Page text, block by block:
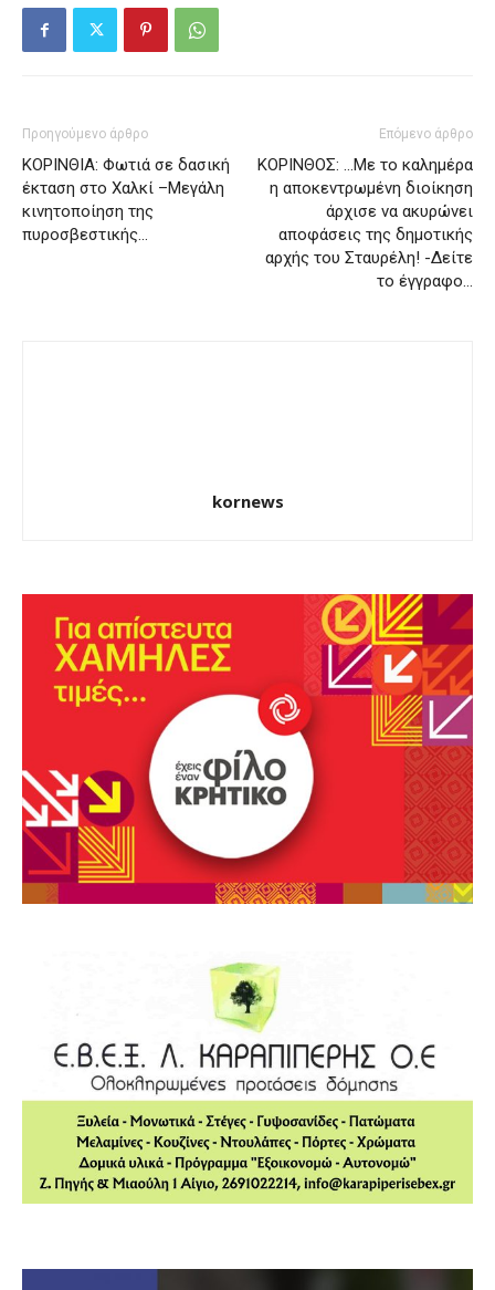
Προηγούμενο άρθρο
ΚΟΡΙΝΘΙΑ: Φωτιά σε δασική
έκταση στο Χαλκί –Μεγάλη
κινητοποίηση της
πυροσβεστικής…
Επόμενο άρθρο
ΚΟΡΙΝΘΟΣ: …Με το καλημέρα
η αποκεντρωμένη διοίκηση
άρχισε να ακυρώνει
αποφάσεις της δημοτικής
αρχής του Σταυρέλη! -Δείτε
το έγγραφο…
kornews